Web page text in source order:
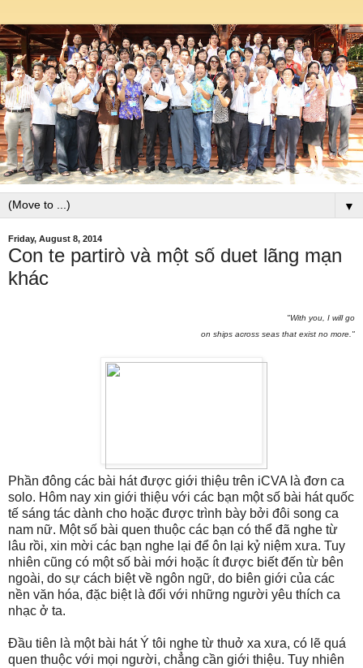
▼
Friday, August 8, 2014
Con te partirò và một số duet lãng mạn
khác
"With you, I will go
on ships across seas that exist no more."
Phần đông các bài hát được giới thiệu trên iCVA là đơn ca
solo. Hôm nay xin giới thiệu với các bạn một số bài hát quốc
tế sáng tác dành cho hoặc được trình bày bởi đôi song ca
nam nữ. Một số bài quen thuộc các bạn có thể đã nghe từ
lâu rồi, xin mời các bạn nghe lại để ôn lại kỷ niệm xưa. Tuy
nhiên cũng có một số bài mới hoặc ít được biết đến từ bên
ngoài, do sự cách biệt về ngôn ngữ, do biên giới của các
nền văn hóa, đặc biệt là đối với những người yêu thích ca
nhạc ở ta.
Đầu tiên là một bài hát Ý tôi nghe từ thuở xa xưa, có lẽ quá
quen thuộc với mọi người, chẳng cần giới thiệu. Tuy nhiên